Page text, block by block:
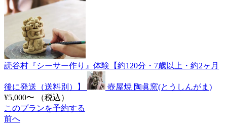
読谷村『シーサー作り』体験【約120分・7歳以上・約2ヶ月
後に発送（送料別）】
壺屋焼 陶眞窯(とうしんがま)
¥5,000〜
（税込）
このプランを予約する
前へ